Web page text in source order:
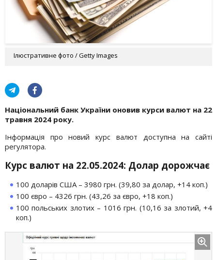
Ілюстративне фото / Getty Images
Національний банк України оновив курси валют на 22
травня 2024 року.
Інформація про новий курс валют доступна на сайті
регулятора.
Курс валют на 22.05.2024: Долар дорожчає
100 доларів США – 3980 грн. (39,80 за долар, +14 коп.)
100 євро – 4326 грн. (43,26 за євро, +18 коп.)
100 польських злотих – 1016 грн. (10,16 за злотий, +4
коп.)